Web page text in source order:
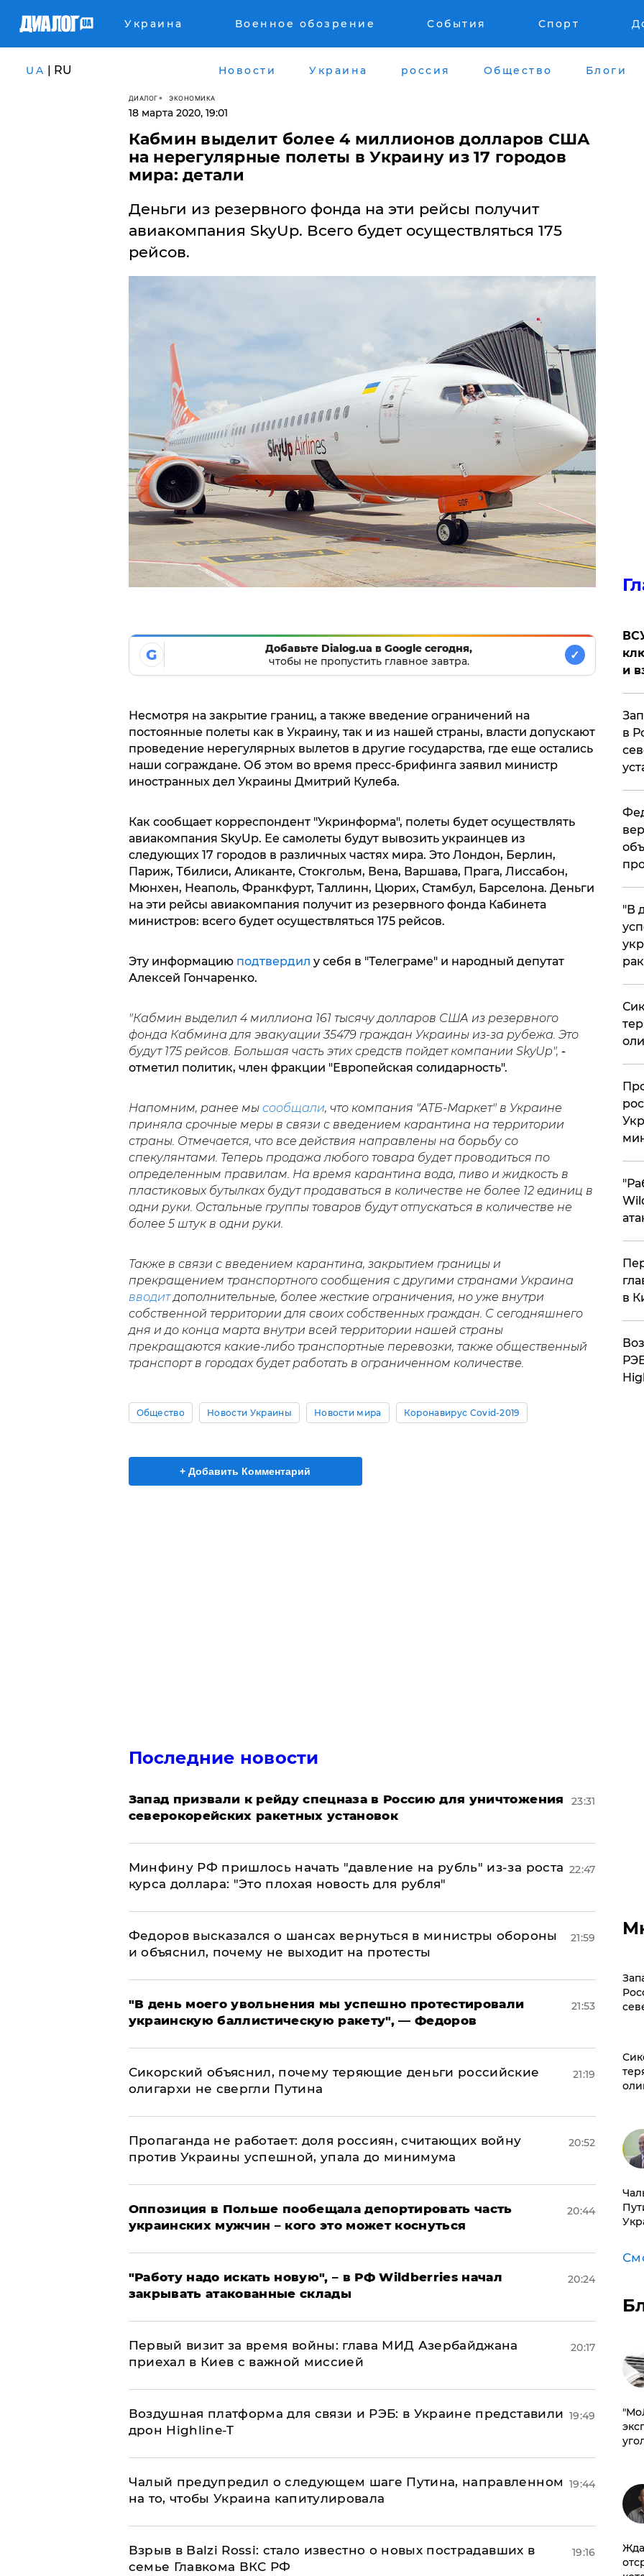
Украина Военное обозрение События Спорт
UA | RU Новости Украина россия Общество Блоги
ДИАЛОГ ЭКОНОМИКА
18 марта 2020, 19:01
Кабмин выделит более 4 миллионов долларов США
на нерегулярные полеты в Украину из 17 городов
мира: детали
Деньги из резервного фонда на эти рейсы получит
авиакомпания SkyUp. Всего будет осуществляться 175
рейсов.
G
Добавьте Dialog.ua в Google сегодня,
чтобы не пропустить главное завтра.
✓
Несмотря на закрытие границ, а также введение ограничений на
постоянные полеты как в Украину, так и из нашей страны, власти допускают
проведение нерегулярных вылетов в другие государства, где еще остались
наши сограждане. Об этом во время пресс-брифинга заявил министр
иностранных дел Украины Дмитрий Кулеба.
Как сообщает корреспондент "Укринформа", полеты будет осуществлять
авиакомпания SkyUp. Ее самолеты будут вывозить украинцев из
следующих 17 городов в различных частях мира. Это Лондон, Берлин,
Париж, Тбилиси, Аликанте, Стокгольм, Вена, Варшава, Прага, Лиссабон,
Мюнхен, Неаполь, Франкфурт, Таллинн, Цюрих, Стамбул, Барселона. Деньги
на эти рейсы авиакомпания получит из резервного фонда Кабинета
министров: всего будет осуществляться 175 рейсов.
Эту информацию подтвердил у себя в "Телеграме" и народный депутат
Алексей Гончаренко.
"Кабмин выделил 4 миллиона 161 тысячу долларов США из резервного
фонда Кабмина для эвакуации 35479 граждан Украины из-за рубежа. Это
будут 175 рейсов. Большая часть этих средств пойдет компании SkyUp", -
отметил политик, член фракции "Европейская солидарность".
Напомним, ранее мы сообщали, что компания "АТБ-Маркет" в Украине
приняла срочные меры в связи с введением карантина на территории
страны. Отмечается, что все действия направлены на борьбу со
спекулянтами. Теперь продажа любого товара будет проводиться по
определенным правилам. На время карантина вода, пиво и жидкость в
пластиковых бутылках будут продаваться в количестве не более 12 единиц в
одни руки. Остальные группы товаров будут отпускаться в количестве не
более 5 штук в одни руки.
Также в связи с введением карантина, закрытием границы и
прекращением транспортного сообщения с другими странами Украина
вводитдополнительные, более жесткие ограничения, но уже внутри
собственной территории для своих собственных граждан. С сегодняшнего
дня и до конца марта внутри всей территории нашей страны
прекращаются какие-либо транспортные перевозки, также общественный
транспорт в городах будет работать в ограниченном количестве.
Общество Новости Украины Новости мира Коронавирус Covid-2019
+ Добавить Комментарий
Последние новости
Запад призвали к рейду спецназа в Россию для уничтожения
северокорейских ракетных установок
23:31
Минфину РФ пришлось начать "давление на рубль" из-за роста
курса доллара: "Это плохая новость для рубля"
22:47
Федоров высказался о шансах вернуться в министры обороны
и объяснил, почему не выходит на протесты
21:59
​"В день моего увольнения мы успешно протестировали
украинскую баллистическую ракету", — Федоров
21:53
Сикорский объяснил, почему теряющие деньги российские
олигархи не свергли Путина
21:19
​Пропаганда не работает: доля россиян, считающих войну
против Украины успешной, упала до минимума
20:52
Оппозиция в Польше пообещала депортировать часть
украинских мужчин – кого это может коснуться
20:44
"Работу надо искать новую", – в РФ Wildberries начал
закрывать атакованные склады
20:24
Первый визит за время войны: глава МИД Азербайджана
приехал в Киев с важной миссией
20:17
Воздушная платформа для связи и РЭБ: в Украине представили
дрон Highline-T
19:49
Чалый предупредил о следующем шаге Путина, направленном
на то, чтобы Украина капитулировала
19:44
Взрыв в Balzi Rossi: стало известно о новых пострадавших в
семье Главкома ВКС РФ
19:16
и
в
​"В
в